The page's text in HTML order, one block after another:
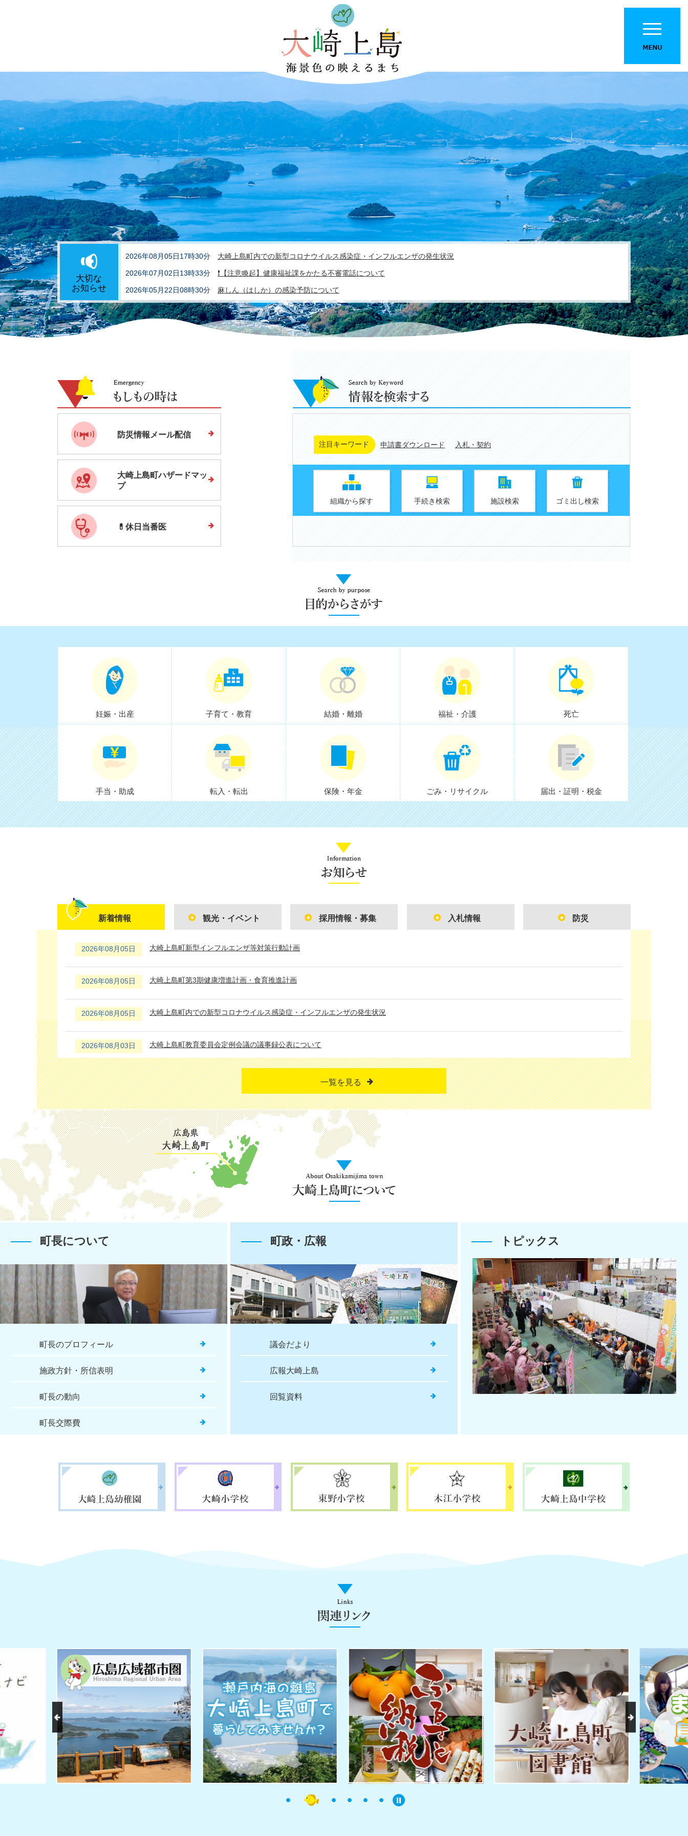
大切な
お知らせ
2026年08月05日17時30分 大崎上島町内での新型コロナウイルス感染症・インフルエンザの発生状況
2026年07月02日13時33分 ❗【注意喚起】健康福祉課をかたる不審電話について
2026年05月22日08時30分 麻しん（はしか）の感染予防について
Emergency
も
し
時
防災情報メール配信
大崎上島町ハザードマッ
プ
💊休日当番医
Search
by
Keyword
情
報
を
検
る
注目キーワード 申請書ダウンロード 入札・契約
組織から探す 手続き検索 施設検索 ゴミ出し検索
Search
by
purpose
か
妊娠・出産 子育て・教育 結婚・離婚 福祉・介護 死亡
手当・助成 転入・転出 保険・年金 ごみ・リサイクル 届出・証明・税金
Infomation
お
知
せ
新着情報 観光・ イベント 採用情報・募集 入札情報 防災
2026年08月05日 大崎上島町新型インフルエンザ等対策行動計画
2026年08月05日 大崎上島町第3期健康増進計画・食育推進計画
2026年08月05日 大崎上島町内での新型コロナウイルス感染症・インフルエンザの発生状況
2026年08月03日 大崎上島町教育委員会定例会議の議事録公表について
2026年08月03日 空き家バンク
2026年08月02日 平成25年生活扶助基準改定に関する最高裁判決を踏まえた保護費の追加給付について
2026年07月31日 始めませんか、デジタル終活
2026年07月29日 災害備蓄物資の状況
2026年07月29日 大崎上島サマーフェスティバルの開催について
2026年07月26日 島まるごとホテル事業スモールコンセッション公民連携検討調査業務に係る公募型プロポーザルの実施について
2026年07月22日 大崎上島町小学校規模適正化検討委員会の開催について
2026年07月22日 手足口病の感染予防について
2026年07月05日 令和8年度開設分看護小規模多機能型居宅介護支援事業者公募の選定結果について
❗【注意喚起】健康福祉課をかたる不審電話について
一覧を見る
Osakikamijima
town
崎
上
町
に
つ
い
て
町長について
町長のプロフィール
施政方針・所信表明
町長の動向
町長交際費
町政・広報
議会だより
広報大崎上島
回覧資料
トピックス
Links
連
ン
ク